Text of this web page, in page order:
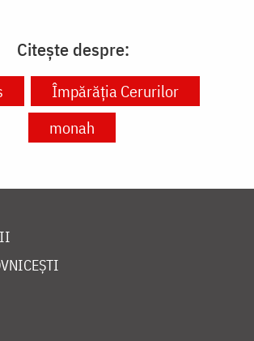
Citește despre:
Împărăția Cerurilor
monah